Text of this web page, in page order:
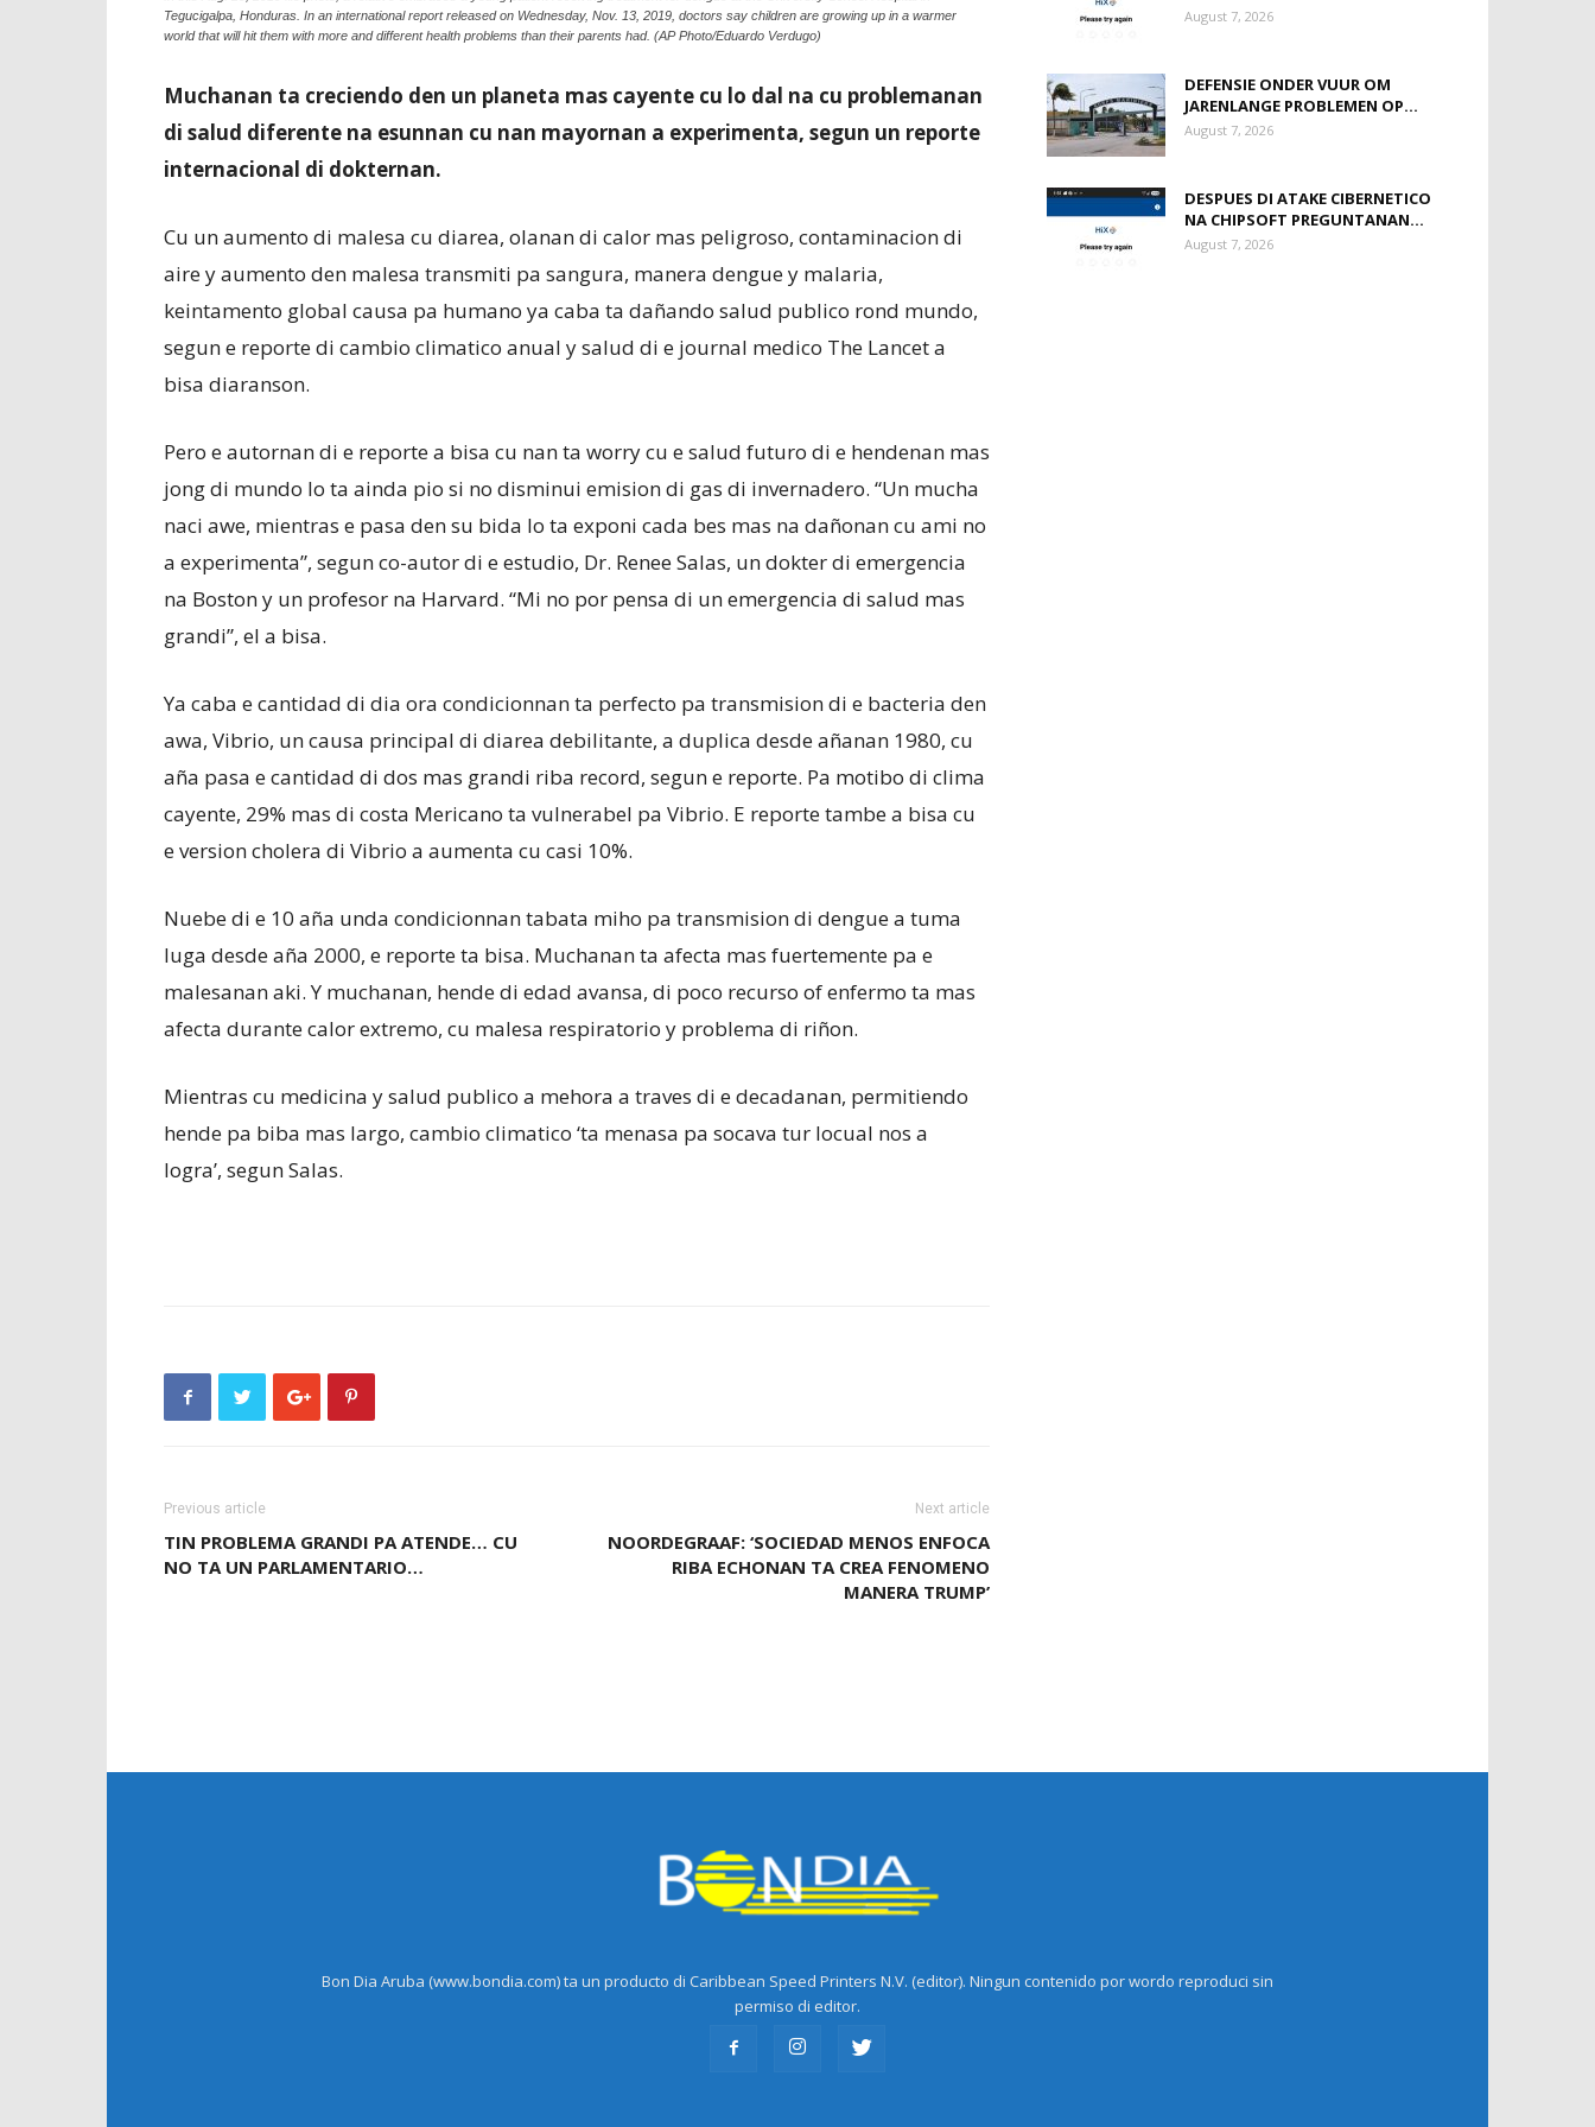
Tegucigalpa, Honduras. In an international report released on Wednesday, Nov. 13, 2019, doctors say children are growing up in a warmer
world that will hit them with more and different health problems than their parents had. (AP Photo/Eduardo Verdugo)
Muchanan ta creciendo den un planeta mas cayente cu lo dal na cu problemanan
di salud diferente na esunnan cu nan mayornan a experimenta, segun un reporte
internacional di dokternan.
Cu un aumento di malesa cu diarea, olanan di calor mas peligroso, contaminacion di
aire y aumento den malesa transmiti pa sangura, manera dengue y malaria,
keintamento global causa pa humano ya caba ta dañando salud publico rond mundo,
segun e reporte di cambio climatico anual y salud di e journal medico The Lancet a
bisa diaranson.
Pero e autornan di e reporte a bisa cu nan ta worry cu e salud futuro di e hendenan mas
jong di mundo lo ta ainda pio si no disminui emision di gas di invernadero. “Un mucha
naci awe, mientras e pasa den su bida lo ta exponi cada bes mas na dañonan cu ami no
a experimenta”, segun co-autor di e estudio, Dr. Renee Salas, un dokter di emergencia
na Boston y un profesor na Harvard. “Mi no por pensa di un emergencia di salud mas
grandi”, el a bisa.
Ya caba e cantidad di dia ora condicionnan ta perfecto pa transmision di e bacteria den
awa, Vibrio, un causa principal di diarea debilitante, a duplica desde añanan 1980, cu
aña pasa e cantidad di dos mas grandi riba record, segun e reporte. Pa motibo di clima
cayente, 29% mas di costa Mericano ta vulnerabel pa Vibrio. E reporte tambe a bisa cu
e version cholera di Vibrio a aumenta cu casi 10%.
Nuebe di e 10 aña unda condicionnan tabata miho pa transmision di dengue a tuma
luga desde aña 2000, e reporte ta bisa. Muchanan ta afecta mas fuertemente pa e
malesanan aki. Y muchanan, hende di edad avansa, di poco recurso of enfermo ta mas
afecta durante calor extremo, cu malesa respiratorio y problema di riñon.
Mientras cu medicina y salud publico a mehora a traves di e decadanan, permitiendo
hende pa biba mas largo, cambio climatico ‘ta menasa pa socava tur locual nos a
logra’, segun Salas.
Previous article
TIN PROBLEMA GRANDI PA ATENDE… CU
NO TA UN PARLAMENTARIO…
Next article
NOORDEGRAAF: ‘SOCIEDAD MENOS ENFOCA
RIBA ECHONAN TA CREA FENOMENO
MANERA TRUMP’
August 7, 2026
DEFENSIE ONDER VUUR OM
JARENLANGE PROBLEMEN OP...
August 7, 2026
DESPUES DI ATAKE CIBERNETICO
NA CHIPSOFT PREGUNTANAN...
August 7, 2026
Bon Dia Aruba (www.bondia.com) ta un producto di Caribbean Speed Printers N.V. (editor). Ningun contenido por wordo reproduci sin
permiso di editor.